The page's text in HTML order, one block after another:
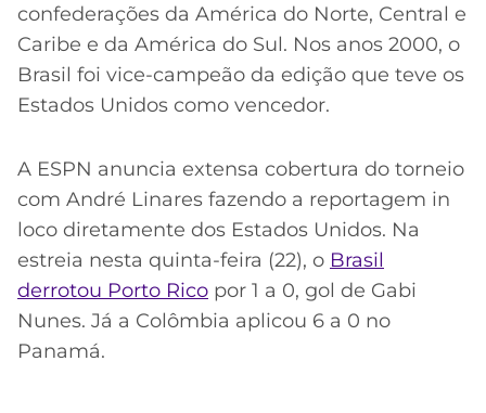
confederações da América do Norte, Central e
Caribe e da América do Sul. Nos anos 2000, o
Brasil foi vice-campeão da edição que teve os
Estados Unidos como vencedor.
A ESPN anuncia extensa cobertura do torneio
com André Linares fazendo a reportagem in
loco diretamente dos Estados Unidos. Na
estreia nesta quinta-feira (22), o Brasil
derrotou Porto Rico por 1 a 0, gol de Gabi
Nunes. Já a Colômbia aplicou 6 a 0 no
Panamá.